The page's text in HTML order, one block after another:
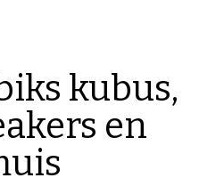
kubus,
en